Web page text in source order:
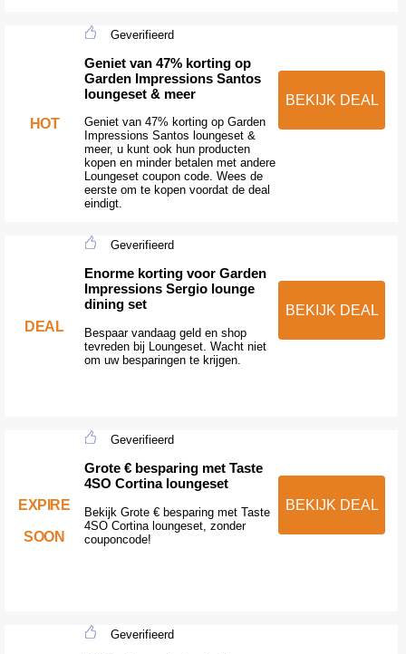
HOT
Geverifieerd
Geniet van 47% korting op
Garden Impressions Santos
loungeset & meer
Geniet van 47% korting op Garden
Impressions Santos loungeset &
meer, u kunt ook hun producten
kopen en minder betalen met andere
Loungeset coupon code. Wees de
eerste om te kopen voordat de deal
eindigt.
BEKIJK DEAL
DEAL
Geverifieerd
Enorme korting voor Garden
Impressions Sergio lounge
dining set
Bespaar vandaag geld en shop
tevreden bij Loungeset. Wacht niet
om uw besparingen te krijgen.
BEKIJK DEAL
EXPIRE
SOON
Geverifieerd
Grote € besparing met Taste
4SO Cortina loungeset
Bekijk Grote € besparing met Taste
4SO Cortina loungeset, zonder
couponcode!
BEKIJK DEAL
Geverifieerd